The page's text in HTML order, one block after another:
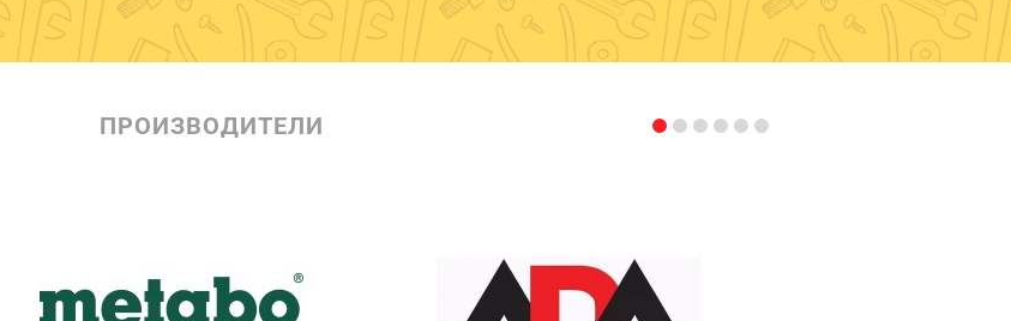
ПРОИЗВОДИТЕЛИ